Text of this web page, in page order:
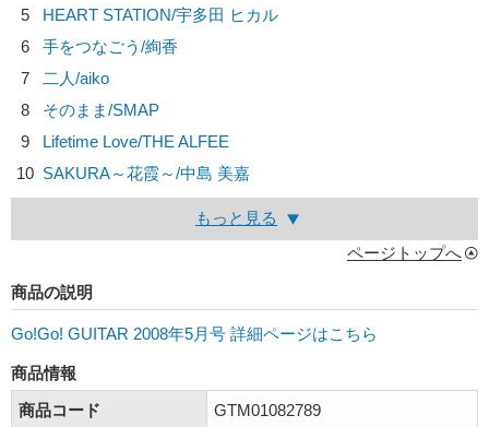
5
HEART STATION/宇多田 ヒカル
6
手をつなごう/絢香
7
二人/aiko
8
そのまま/SMAP
9
Lifetime Love/THE ALFEE
10 SAKURA～花霞～/中島 美嘉
もっと見る
ページトップへ
商品の説明
Go!Go! GUITAR 2008年5月号 詳細ページはこちら
商品情報
商品コード
GTM01082789